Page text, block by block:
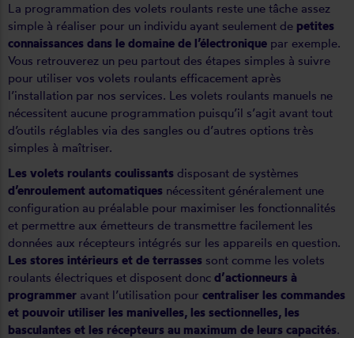
La programmation des volets roulants reste une tâche assez
simple à réaliser pour un individu ayant seulement de petites
connaissances dans le domaine de l’électronique par exemple.
Vous retrouverez un peu partout des étapes simples à suivre
pour utiliser vos volets roulants efficacement après
l’installation par nos services. Les volets roulants manuels ne
nécessitent aucune programmation puisqu’il s’agit avant tout
d’outils réglables via des sangles ou d’autres options très
simples à maîtriser.
Les volets roulants coulissants disposant de systèmes
d’enroulement automatiques nécessitent généralement une
configuration au préalable pour maximiser les fonctionnalités
et permettre aux émetteurs de transmettre facilement les
données aux récepteurs intégrés sur les appareils en question.
Les stores intérieurs et de terrasses sont comme les volets
roulants électriques et disposent donc d’actionneurs à
programmer avant l’utilisation pour centraliser les commandes
et pouvoir utiliser les manivelles, les sectionnelles, les
basculantes et les récepteurs au maximum de leurs capacités.